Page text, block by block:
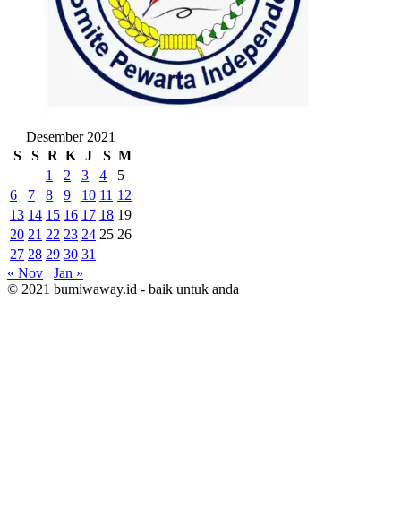
Desember 2021
S
S R K J S M
1
2 3 4
5
6
7 8 9 10 11 12
13 14 15 16 17 18 19
20 21 22 23 24 25 26
27 28 29 30 31
« Nov
Jan »
© 2021 bumiwaway.id - baik untuk anda